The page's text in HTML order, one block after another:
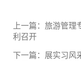
上一篇：旅游管理
利召开
下一篇： 展实习风